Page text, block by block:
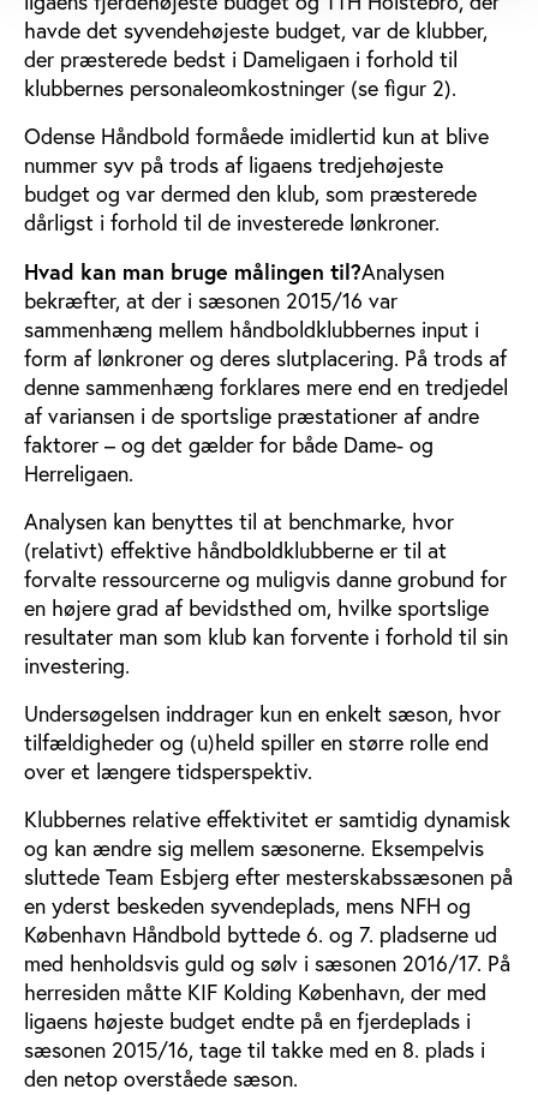
havde det syvendehøjeste budget, var de klubber,
der præsterede bedst i Dameligaen i forhold til
klubbernes personaleomkostninger (se figur 2).
Odense Håndbold formåede imidlertid kun at blive
nummer syv på trods af ligaens tredjehøjeste
budget og var dermed den klub, som præsterede
dårligst i forhold til de investerede lønkroner.
Hvad kan man bruge målingen til?Analysen
bekræfter, at der i sæsonen 2015/16 var
sammenhæng mellem håndboldklubbernes input i
form af lønkroner og deres slutplacering. På trods af
denne sammenhæng forklares mere end en tredjedel
af variansen i de sportslige præstationer af andre
faktorer – og det gælder for både Dame- og
Herreligaen.
Analysen kan benyttes til at benchmarke, hvor
(relativt) effektive håndboldklubberne er til at
forvalte ressourcerne og muligvis danne grobund for
en højere grad af bevidsthed om, hvilke sportslige
resultater man som klub kan forvente i forhold til sin
investering.
Undersøgelsen inddrager kun en enkelt sæson, hvor
tilfældigheder og (u)held spiller en større rolle end
over et længere tidsperspektiv.
Klubbernes relative effektivitet er samtidig dynamisk
og kan ændre sig mellem sæsonerne. Eksempelvis
sluttede Team Esbjerg efter mesterskabssæsonen på
en yderst beskeden syvendeplads, mens NFH og
København Håndbold byttede 6. og 7. pladserne ud
med henholdsvis guld og sølv i sæsonen 2016/17. På
herresiden måtte KIF Kolding København, der med
ligaens højeste budget endte på en fjerdeplads i
sæsonen 2015/16, tage til takke med en 8. plads i
den netop overståede sæson.